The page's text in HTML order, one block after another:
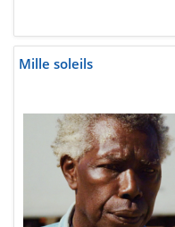
Mille soleils